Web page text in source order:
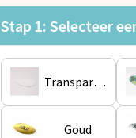
Stap 1: Selecteer
Transparant
Goud